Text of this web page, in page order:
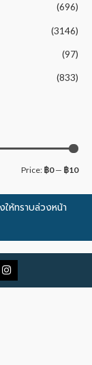
(696)
(3146)
(97)
(833)
Price: ฿0— ฿10
ห้ทราบล่วงหน้า